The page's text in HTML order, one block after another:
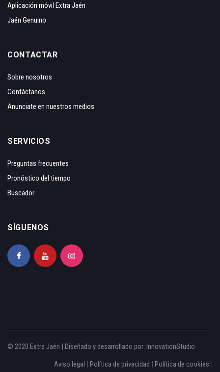
Aplicación móvil Extra Jaén
Jaén Genuino
CONTACTAR
Sobre nosotros
Contáctanos
Anunciate en nuestros medios
SERVICIOS
Preguntas frecuentes
Pronóstico del tiempo
Buscador
SÍGUENOS
© 2020 Extra Jaén | Diseñado y desarrollado por: InnovationStudio
Aviso legal | Política de privacidad | Política de cookies |